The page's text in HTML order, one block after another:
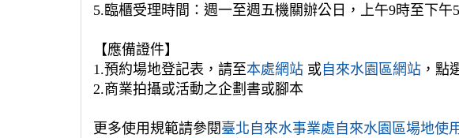
5.臨櫃受理時間：週一至週五機關辦公日，上午9時至下午5
【應備證件】
1.預約場地登記表，請至本處網站 或 自來水園區網站 ，點
2.商業拍攝或活動之企劃書或腳本
更多使用規範請參閱臺北自來水事業處自來水園區場地使